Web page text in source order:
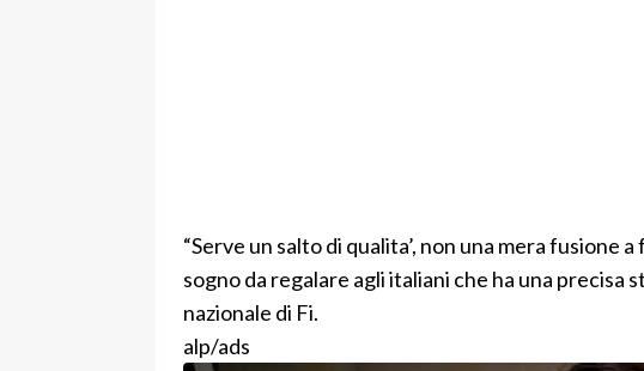
“Serve un salto di qualita’, non una mera fusione
sogno da regalare agli italiani che ha una
nazionale di Fi.
alp/ads